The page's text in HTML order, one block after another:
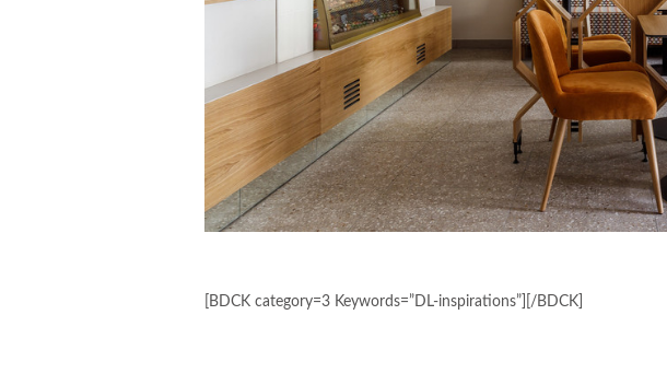
[BDCK category=3 Keywords=”DL-inspirations”][/BDCK]